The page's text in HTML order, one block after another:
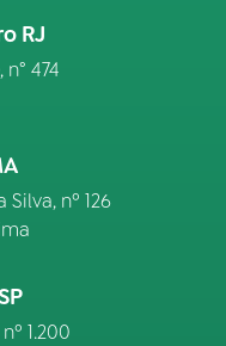
RJ
474
nº 126
1.200